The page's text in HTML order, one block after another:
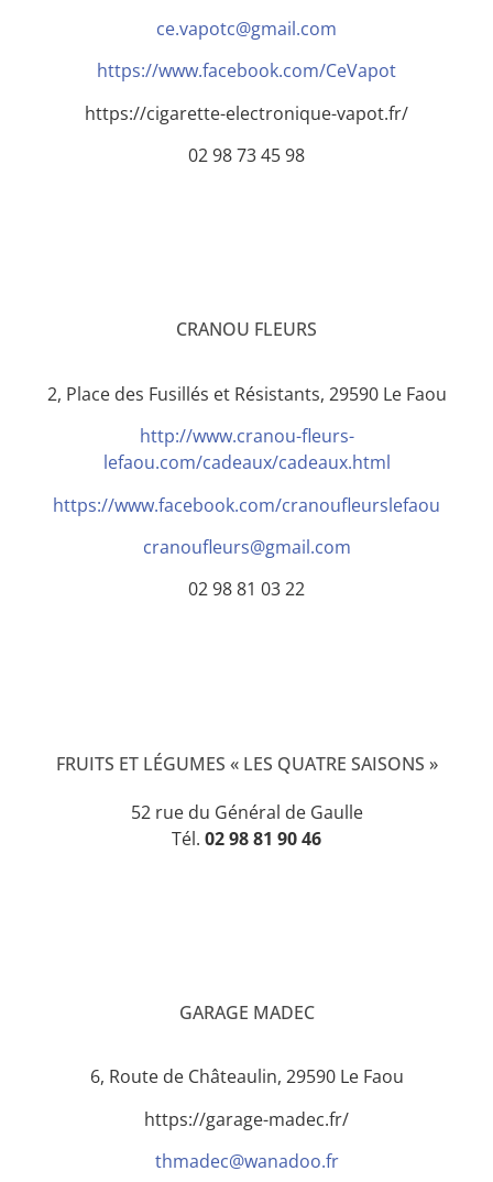
ce.vapotc@gmail.com
https://www.facebook.com/CeVapot
https://cigarette-electronique-vapot.fr/
02 98 73 45 98
CRANOU FLEURS
2, Place des Fusillés et Résistants, 29590 Le Faou
http://www.cranou-fleurs-
lefaou.com/cadeaux/cadeaux.html
https://www.facebook.com/cranoufleurslefaou
cranoufleurs@gmail.com
02 98 81 03 22
FRUITS ET LÉGUMES « LES QUATRE SAISONS »
52 rue du Général de Gaulle
Tél. 02 98 81 90 46
GARAGE MADEC
6, Route de Châteaulin, 29590 Le Faou
https://garage-madec.fr/
thmadec@wanadoo.fr